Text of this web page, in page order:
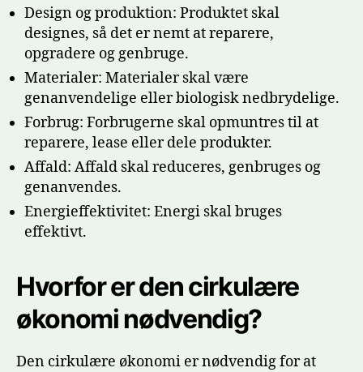
Design og produktion: Produktet skal
designes, så det er nemt at reparere,
opgradere og genbruge.
Materialer: Materialer skal være
genanvendelige eller biologisk nedbrydelige.
Forbrug: Forbrugerne skal opmuntres til at
reparere, lease eller dele produkter.
Affald: Affald skal reduceres, genbruges og
genanvendes.
Energieffektivitet: Energi skal bruges
effektivt.
Hvorfor er den cirkulære
økonomi nødvendig?
Den cirkulære økonomi er nødvendig for at